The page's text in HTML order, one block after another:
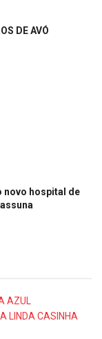
DE AVÓ
novo hospital de
AZUL
LINDA CASINHA